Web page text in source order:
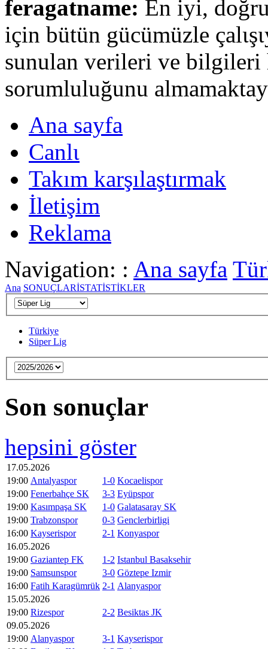
feragatname: En iyi,
için bütün gücümüzle
sunulan verileri ve bilgileri
sorumluluğunu
Ana sayfa
Canlι
Takım karşılaştırmak
İletişim
Reklama
Navigation: : Ana sayfa
Ana SONUÇLARİSTATİSTİKLER
Türkiye
Süper Lig
Son sonuçlar
hepsini göster
17.05.2026
19:00 Antalyaspor 1-0 Kocaelispor
19:00 Fenerbahçe SK 3-3 Eyüpspor
19:00 Kasımpaşa SK 1-0 Galatasaray SK
19:00 Trabzonspor 0-3 Genclerbirligi
16:00 Kayserispor 2-1 Konyaspor
16.05.2026
19:00 Gaziantep FK 1-2 Istanbul Basaksehir
19:00 Samsunspor 3-0 Göztepe Izmir
16:00 Fatih Karagümrük 2-1 Alanyaspor
15.05.2026
19:00 Rizespor 2-2 Besiktas JK
09.05.2026
19:00 Alanyaspor 3-1 Kayserispor